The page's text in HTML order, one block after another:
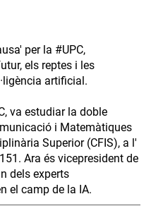
per la #UPC,
els reptes i les
artificial.
va estudiar la doble
i Matemàtiques
Superior (CFIS), a l'
Ara és vicepresident de
dels experts
el camp de la IA.